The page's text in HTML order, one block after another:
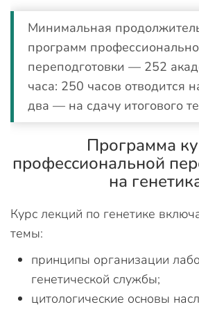
Минимальная
программ
переподготовки — 252
часа: 250 часов отводится
два — на сдачу итогового
Программа
профессиональной
на
Курс лекций по генетике
темы:
принципы организации
генетической службы;
цитологические основы